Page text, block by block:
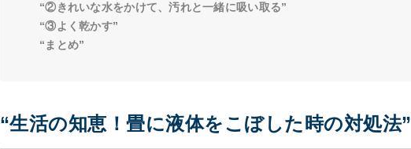
“②きれいな水をかけて、汚れと一緒に吸い取る”
“③よく乾かす”
“まとめ”
“生活の知恵！畳に液体をこぼした時の対処法”